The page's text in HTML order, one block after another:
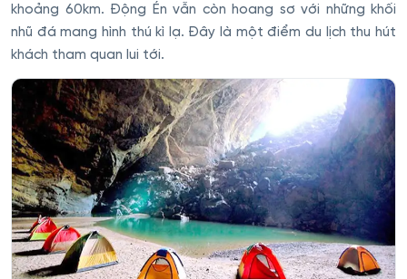
khoảng 60km. Động Én vẫn còn hoang sơ với những khối
nhũ đá mang hình thú kì lạ. Đây là một điểm du lịch thu hút
khách tham quan lui tới.